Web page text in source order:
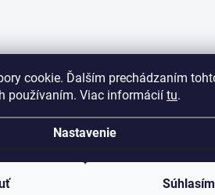
cookie. Ďalším prechádzaním
používaním. Viac informácií tu.
Nastavenie
Súhlasím